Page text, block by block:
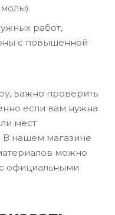
работ,
с повышенной
важно проверить
если вам нужна
мест
В нашем магазине
можно
официальными